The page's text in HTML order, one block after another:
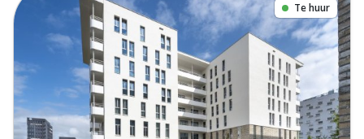
Te huur